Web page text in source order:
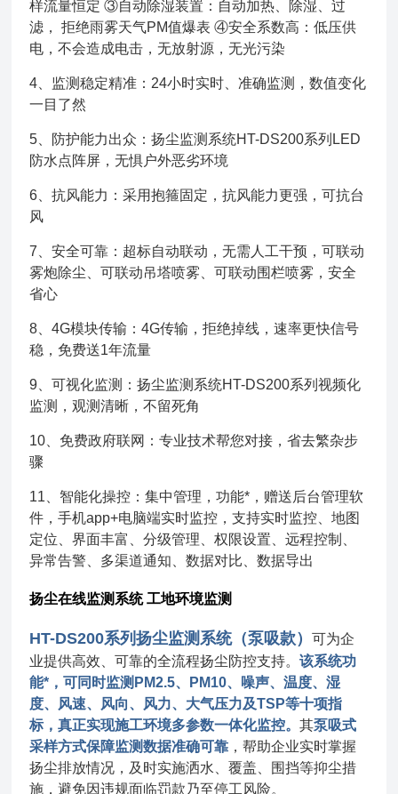
样流量恒定 ③自动除湿装置：自动加热、除湿、过
滤， 拒绝雨雾天气PM值爆表 ④安全系数高：低压供
电，不会造成电击，无放射源，无光污染
4、监测稳定精准：24小时实时、准确监测，数值变化
一目了然
5、防护能力出众：扬尘监测系统HT-DS200系列LED
防水点阵屏，无惧户外恶劣环境
6、抗风能力：采用抱箍固定，抗风能力更强，可抗台
风
7、安全可靠：超标自动联动，无需人工干预，可联动
雾炮除尘、可联动吊塔喷雾、可联动围栏喷雾，安全
省心
8、4G模块传输：4G传输，拒绝掉线，速率更快信号
稳，免费送1年流量
9、可视化监测：扬尘监测系统HT-DS200系列视频化
监测，观测清晰，不留死角
10、免费政府联网：专业技术帮您对接，省去繁杂步
骤
11、智能化操控：集中管理，功能*，赠送后台管理软
件，手机app+电脑端实时监控，支持实时监控、地图
定位、界面丰富、分级管理、权限设置、远程控制、
异常告警、多渠道通知、数据对比、数据导出
扬尘在线监测系统 工地环境监测
HT-DS200系列扬尘监测系统（泵吸款）可为企
业提供高效、可靠的全流程扬尘防控支持。该系统功
能*，可同时监测PM2.5、PM10、噪声、温度、湿
度、风速、风向、风力、大气压力及TSP等十项指
标，真正实现施工环境多参数一体化监控。其泵吸式
采样方式保障监测数据准确可靠 ，帮助企业实时掌握
扬尘排放情况，及时实施洒水、覆盖、围挡等抑尘措
施，避免因违规面临罚款乃至停工风险。